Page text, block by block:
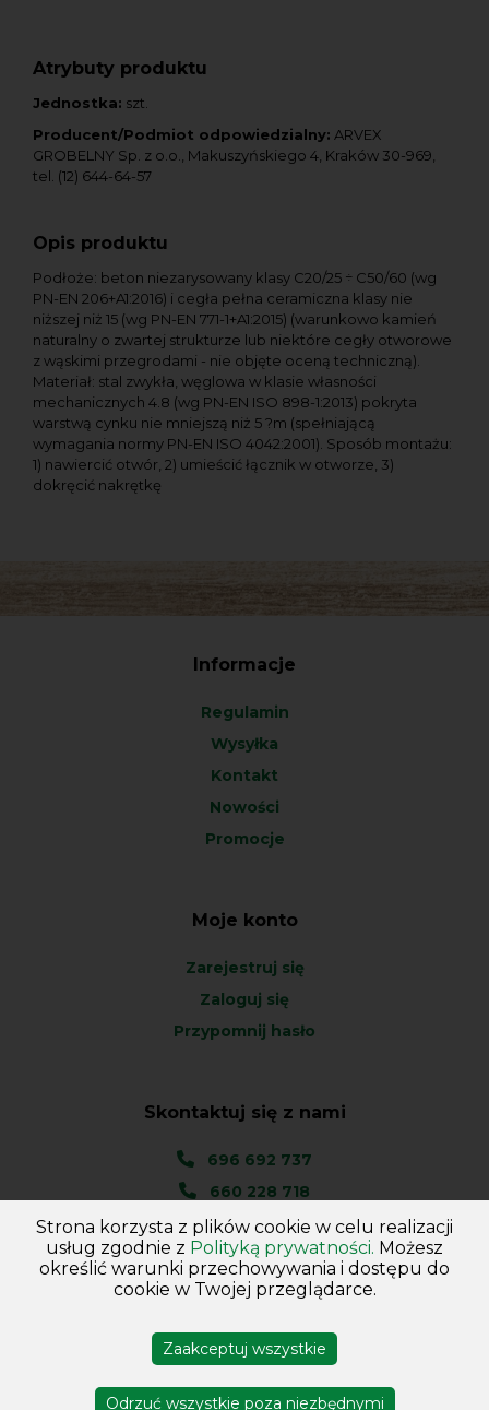
Atrybuty produktu
Jednostka: szt.
Producent/Podmiot odpowiedzialny: ARVEX
GROBELNY Sp. z o.o., Makuszyńskiego 4, Kraków 30-969,
tel. (12) 644-64-57
Opis produktu
Podłoże: beton niezarysowany klasy C20/25 ÷ C50/60 (wg
PN-EN 206+A1:2016) i cegła pełna ceramiczna klasy nie
niższej niż 15 (wg PN-EN 771-1+A1:2015) (warunkowo kamień
naturalny o zwartej strukturze lub niektóre cegły otworowe
z wąskimi przegrodami - nie objęte oceną techniczną).
Materiał: stal zwykła, węglowa w klasie własności
mechanicznych 4.8 (wg PN-EN ISO 898-1:2013) pokryta
warstwą cynku nie mniejszą niż 5 ?m (spełniającą
wymagania normy PN-EN ISO 4042:2001). Sposób montażu:
1) nawiercić otwór, 2) umieścić łącznik w otworze, 3)
dokręcić nakrętkę
Informacje
Regulamin
Wysyłka
Kontakt
Nowości
Promocje
Moje konto
Zarejestruj się
Zaloguj się
Przypomnij hasło
Skontaktuj się z nami
696 692 737
660 228 718
Ul. Węgierska 1A
46-045 Kotórz Mały
(woj. Opolskie)
Copyright © 2026 Hurtownia - Majster. Wszelkie prawa
Strona korzysta z plików cookie w celu realizacji
usług zgodnie z Polityką prywatności. Możesz
określić warunki przechowywania i dostępu do
cookie w Twojej przeglądarce.
Zaakceptuj wszystkie
Odrzuć wszystkie poza niezbędnymi